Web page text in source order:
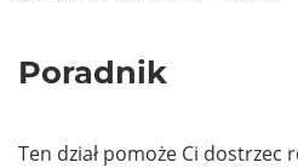
Poradnik
Ten dział pomoże Ci dostrzec